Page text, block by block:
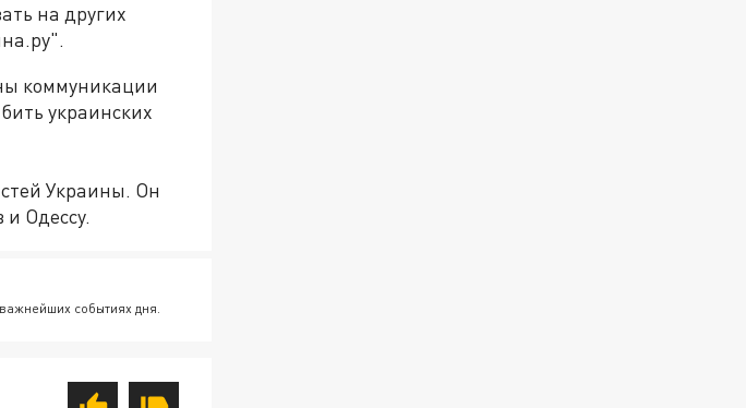
на других
коммуникации
украинских
Украины. Он
Одессу.
событиях дня.